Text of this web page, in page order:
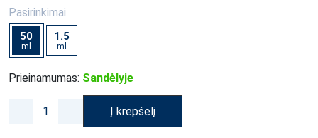
Pasirinkimai
50
ml
1.5
ml
Prieinamumas: Sandėlyje
Į krepšelį